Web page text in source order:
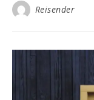
Reisender